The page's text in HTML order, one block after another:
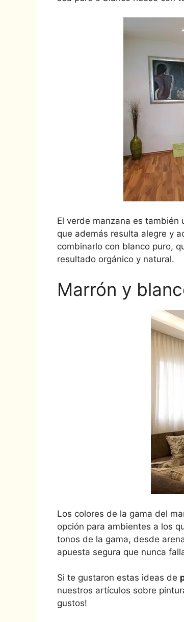
El verde manzana es también
que además resulta alegre y
combinarlo con blanco puro,
resultado orgánico y natural.
Marrón y
Los colores de la gama del
opción para ambientes a los
tonos de la gama, desde
apuesta segura que nunca
Si te gustaron estas ideas de
nuestros artículos sobre
gustos!